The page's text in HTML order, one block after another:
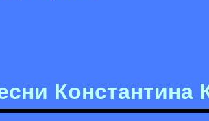
Константина